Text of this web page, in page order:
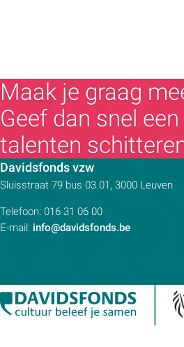
Maak je graag
Geef dan snel
talenten
Davidsfonds vzwContactpersoon:
Adres:
Sluisstraat 79 bus 03.01, 3000 Leuven
Telefoon: 016 31 06 00
E-mail: info@davidsfonds.be